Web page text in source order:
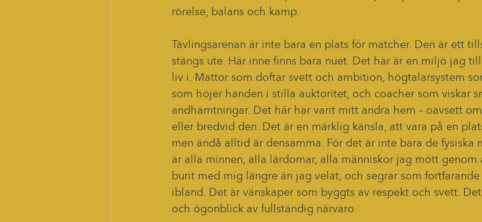
rörelse, balans och kamp.
Tävlingsarenan är inte bara en plats för matcher. Den är ett
stängs ute. Här inne finns bara nuet. Det här är en miljö jag
liv i. Mattor som doftar svett och ambition, högtalarsystem
som höjer handen i stilla auktoritet, och coacher som viskar
andhämtningar. Det här har varit mitt andra hem – oavsett
eller bredvid den. Det är en märklig känsla, att vara på en
men ändå alltid är densamma. För det är inte bara de fysiska
är alla minnen, alla lärdomar, alla människor jag mött genom
burit med mig längre än jag velat, och segrar som
ibland. Det är vänskaper som byggts av respekt och svett.
och ögonblick av fullständig närvaro.